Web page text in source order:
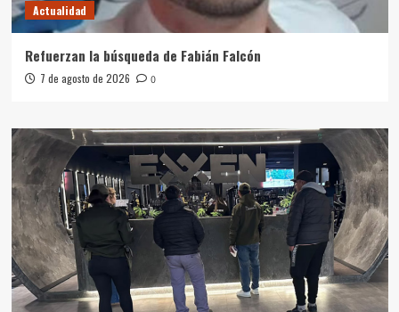
Actualidad
Refuerzan la búsqueda de Fabián Falcón
7 de agosto de 2026 0